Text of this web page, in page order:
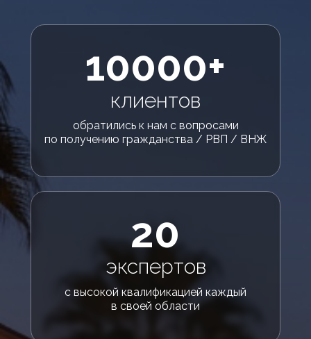
10000+
обратились к нам с вопросами
по получению гражданства / РВП / ВНЖ
клиентов
экспертов
с высокой квалификацией каждый
в своей области
20